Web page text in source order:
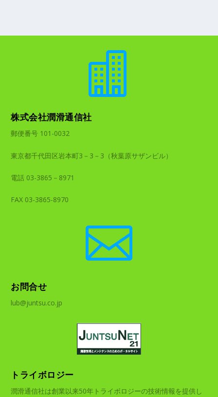

株式会社潤滑通信社
郵便番号 101-0032
東京都千代田区岩本町3－3－3（秋葉原サザンビル）
電話 03-3865－8971
FAX 03-3865-8970

お問合せ
lub@juntsu.co.jp
トライボロジー
潤滑通信社は創業以来50年トライボロジーの技術情報を提供し